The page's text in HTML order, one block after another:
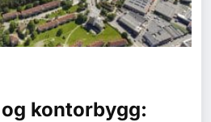
kontorbygg: